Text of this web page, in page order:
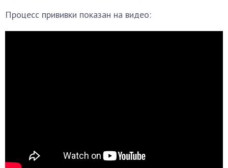
Процесс прививки показан на видео: